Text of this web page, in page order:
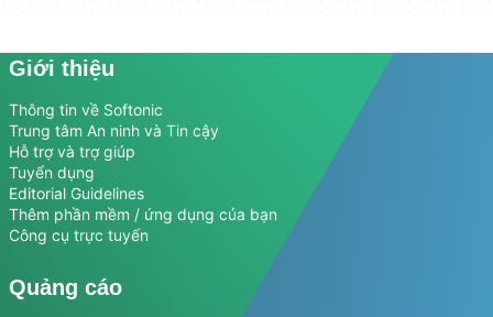
Giới thiệu
Thông tin về Softonic
Trung tâm An ninh và Tin cậy
Hỗ trợ và trợ giúp
Tuyển dụng
Editorial Guidelines
Thêm phần mềm / ứng dụng của bạn
Công cụ trực tuyến
Quảng cáo